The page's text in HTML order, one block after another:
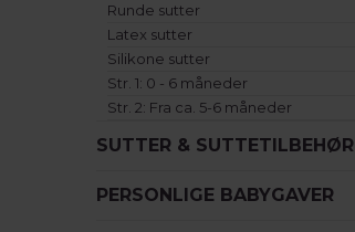
Runde sutter
Latex sutter
Silikone sutter
Str. 1: 0 - 6 måneder
Str. 2: Fra ca. 5-6 måneder
SUTTER & SUTTETILBEHØR
PERSONLIGE BABYGAVER